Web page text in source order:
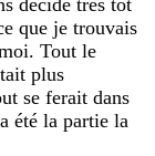
que je trouvais
Tout le
plus
se ferait dans
été la partie la